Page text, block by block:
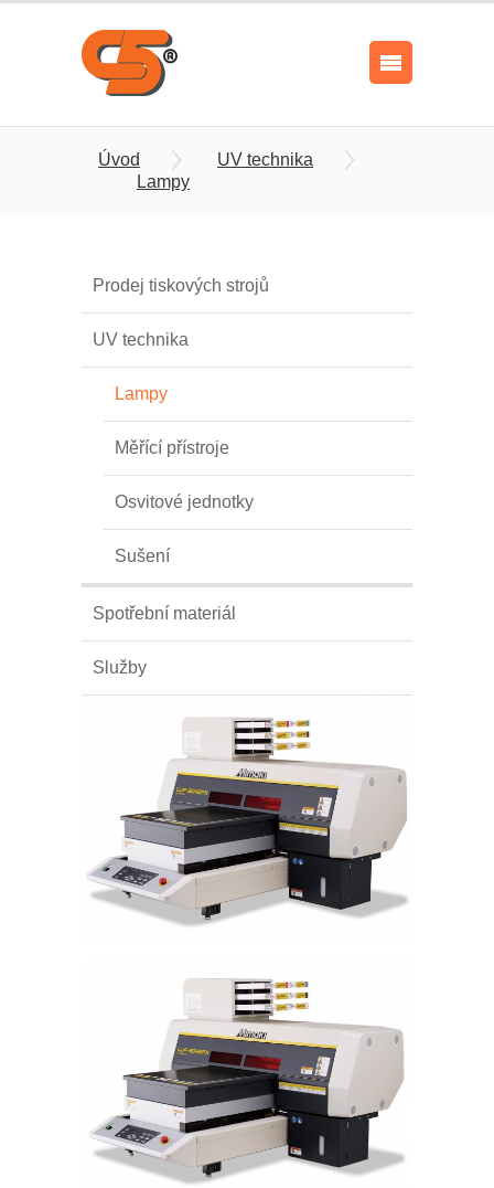
Úvod
UV technika
Lampy
Prodej tiskových strojů
UV technika
Lampy
Měřící přístroje
Osvitové jednotky
Sušení
Spotřební materiál
Služby